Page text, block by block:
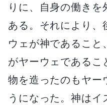
りに、自身の働き
ある。それにより、
ウェが神であること
がヤーウェであるこ
物を造ったのもヤー
うになった。神はイ